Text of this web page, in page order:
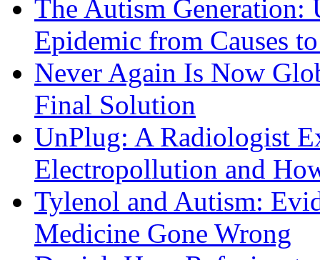
The Autism Generation:
Epidemic from Causes
Never Again Is Now
Final Solution
UnPlug: A Radiologist
Electropollution and
Tylenol and Autism:
Medicine Gone Wrong